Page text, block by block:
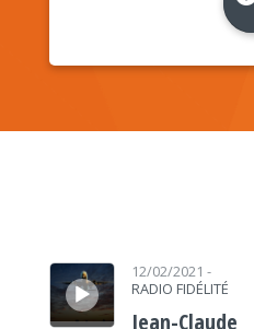
Lecteur audio 12/02/2021 -
RADIO FIDÉLITÉ
Jean-Claude